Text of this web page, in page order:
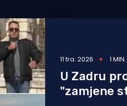
11 tra. 2026 1
U Zadru
"zamjene